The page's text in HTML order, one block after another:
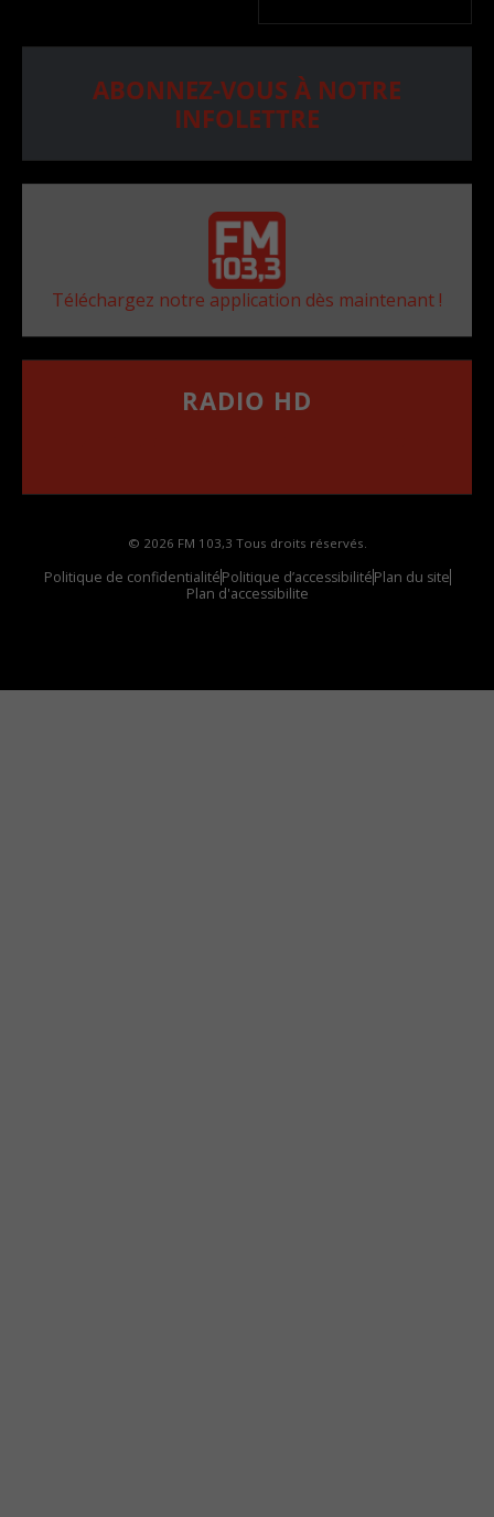
ABONNEZ-VOUS À NOTRE
INFOLETTRE
Téléchargez notre application dès maintenant !
RADIO HD
© 2026 FM 103,3 Tous droits réservés.
Politique de confidentialitéPolitique d’accessibilitéPlan du site
Plan d'accessibilite